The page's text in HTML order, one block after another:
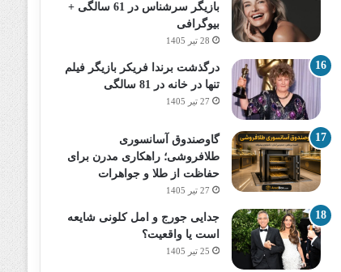
بازیگر سرشناس در 61 سالگی +
بیوگرافی
28 تیر 1405
درگذشت برندا فریکر بازیگر فیلم
تنها در خانه در 81 سالگی
27 تیر 1405
گاوصندوق آسانسوری
طلافروشی؛ راهکاری مدرن برای
حفاظت از طلا و جواهرات
27 تیر 1405
جدایی جورج و امل کلونی شایعه
است یا واقعیت؟
25 تیر 1405